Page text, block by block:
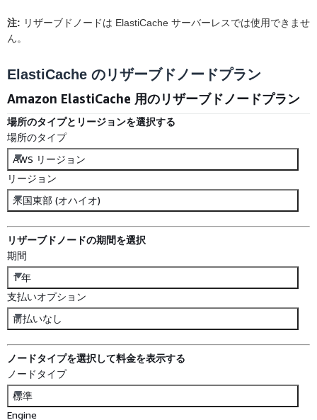
注: リザーブドノードは ElastiCache サーバーレスでは使用できませ
ん。
ElastiCache のリザーブドノードプラン